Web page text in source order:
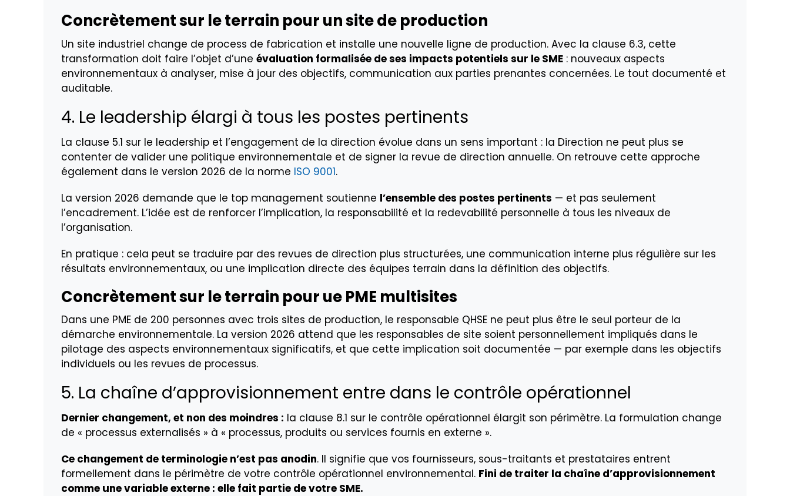
Concrètement sur le terrain pour un site de production
Un site industriel change de process de fabrication et installe une nouvelle ligne de production. Avec la clause 6.3, cette
transformation doit faire l’objet d’uneévaluation formalisée de ses impacts potentiels sur le SME : nouveaux aspects
environnementaux à analyser, mise à jour des objectifs, communication aux parties prenantes concernées. Le tout documenté et
auditable.
4. Le leadership élargi à tous les postes pertinents
La clause 5.1 sur le leadership et l’engagement de la direction évolue dans un sens important : la Direction ne peut plus se
contenter de valider une politique environnementale et de signer la revue de direction annuelle. On retrouve cette approche
également dans le version 2026 de la norme ISO 9001.
La version 2026 demande que le top management soutienne l’ensemble des postes pertinents — et pas seulement
l’encadrement. L’idée est de renforcer l’implication, la responsabilité et la redevabilité personnelle à tous les niveaux de
l’organisation.
En pratique : cela peut se traduire par des revues de direction plus structurées, une communication interne plus régulière sur les
résultats environnementaux, ou une implication directe des équipes terrain dans la définition des objectifs.
Concrètement sur le terrain pour ue PME multisites
Dans une PME de 200 personnes avec trois sites de production, le responsable QHSE ne peut plus être le seul porteur de la
démarche environnementale. La version 2026 attend que les responsables de site soient personnellement impliqués dans le
pilotage des aspects environnementaux significatifs, et que cette implication soit documentée — par exemple dans les objectifs
individuels ou les revues de processus.
5. La chaîne d’approvisionnement entre dans le contrôle opérationnel
Dernier changement, et non des moindres : la clause 8.1 sur le contrôle opérationnel élargit son périmètre. La formulation change
de « processus externalisés » à « processus, produits ou services fournis en externe ».
Ce changement de terminologie n’est pas anodin. Il signifie que vos fournisseurs, sous-traitants et prestataires entrent
formellement dans le périmètre de votre contrôle opérationnel environnemental. Fini de traiter la chaîne d’approvisionnement
comme une variable externe : elle fait partie de votre SME.